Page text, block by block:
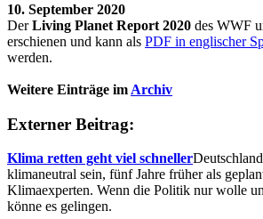
10. September 2020
DerLiving Planet Report 2020 des WWF
erschienen und kann als PDF in englischer
werden.
Weitere Einträge im Archiv
Externer Beitrag:
Klima retten geht viel schneller
klimaneutral sein, fünf Jahre früher als
Klimaexperten. Wenn die Politik nur wolle
könne es gelingen.